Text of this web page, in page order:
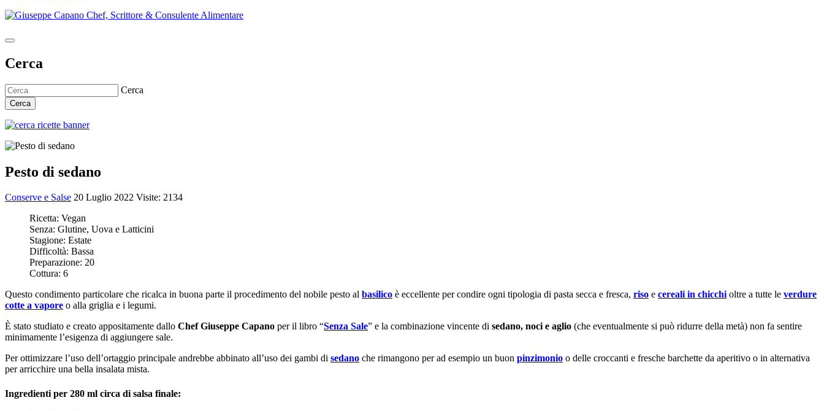
Cerca
Cerca
Cerca
Pesto di sedano
Conserve e Salse 20 Luglio 2022 Visite: 2134
Ricetta: Vegan
Senza: Glutine, Uova e Latticini
Stagione: Estate
Difficoltà: Bassa
Preparazione: 20
Cottura: 6
Questo condimento particolare che ricalca in buona parte il procedimento del nobile pesto al basilico è eccellente per condire ogni tipologia di pasta secca e fresca, riso e cereali in chicchioltre a tutte le verdure
cotte a vapore o alla griglia e i legumi.
È stato studiato e creato appositamente dallo Chef Giuseppe Capano per il libro “Senza Sale” e la combinazione vincente di sedano, noci e aglio (che eventualmente si può ridurre della metà) non fa sentire
minimamente l’esigenza di aggiungere sale.
Per ottimizzare l’uso dell’ortaggio principale andrebbe abbinato all’uso dei gambi di sedano che rimangono per ad esempio un buon pinzimonio o delle croccanti e fresche barchette da aperitivo o in alternativa
per arricchire una bella insalata mista.
Ingredienti per 280 ml circa di salsa finale: